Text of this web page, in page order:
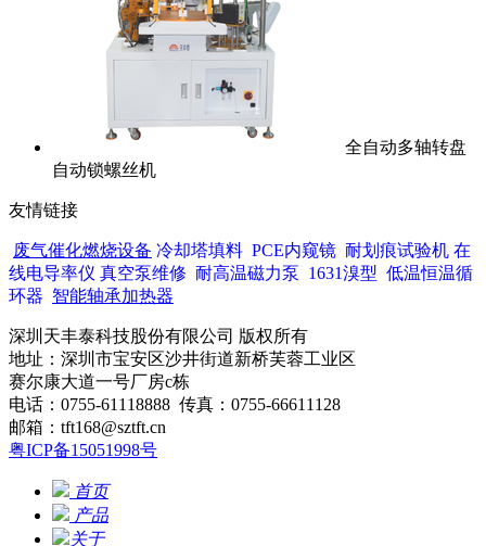
全自动多轴转盘
自动锁螺丝机
友情链接
废气催化燃烧设备 冷却塔填料 PCE内窥镜 耐划痕试验机 在
线电导率仪 真空泵维修 耐高温磁力泵 1631溴型 低温恒温循
环器 智能轴承加热器
深圳天丰泰科技股份有限公司 版权所有
地址：深圳市宝安区沙井街道新桥芙蓉工业区
赛尔康大道一号厂房c栋
电话：0755-61118888 传真：0755-66611128
邮箱：tft168@sztft.cn
粤ICP备15051998号
首页
产品
关于